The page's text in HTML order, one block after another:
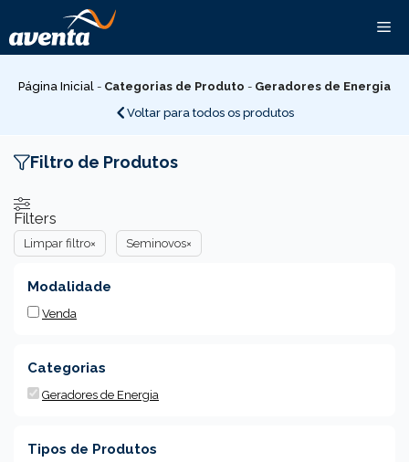
para
o
conteúdo
Página Inicial - Categorias de Produto - Geradores de Energia
Voltar para todos os produtos
Filtro de Produtos
Filters
Limpar filtro× Seminovos×
Modalidade
Venda
Categorias
Geradores de Energia
Tipos de Produtos